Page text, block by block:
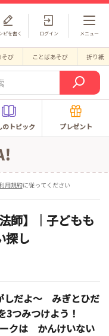
ログイン
ピを書く メニュー
そび ことばあそび 折り紙
のトピック プレゼント
用規約に従ってください
師】｜子どもも
探し
しだよ～ みぎとひだ
つみつけよう！
クは かんけいない